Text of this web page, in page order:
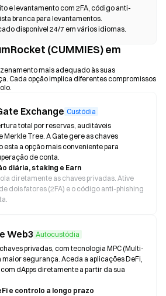
e levantamento com 2FA, código anti-
branca para levantamentos.
disponível 24/7 em vários idiomas.
(CUMMIES) em
mais adequado às suas
Cada opção implica diferentes compromissos
Exchange Custódia
total por reservas, auditáveis
Merkle Tree. A Gate gere as chaves
esta a opção mais conveniente para
de conta.
diária, staking e Earn
diretamente as chaves privadas. Ative
dois fatores (2FA) e o código anti-phishing
Web3 Autocustódia
privadas, com tecnologia MPC (Multi-
maior segurança. Aceda a aplicações DeFi,
dApps diretamente a partir da sua
e controlo a longo prazo